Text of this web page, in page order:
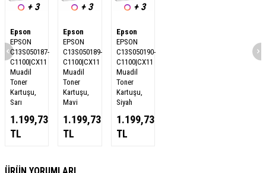
+ 3
Epson
EPSON
C13S050187-
C1100|CX11
Muadil
Toner
Kartuşu,
Sarı
1.199,73
TL
+ 3
Epson
EPSON
C13S050189-
C1100|CX11
Muadil
Toner
Kartuşu,
Mavi
1.199,73
TL
+ 3
Epson
EPSON
C13S050190-
C1100|CX11
Muadil
Toner
Kartuşu,
Siyah
1.199,73
TL
ÜRÜN YORUMLARI